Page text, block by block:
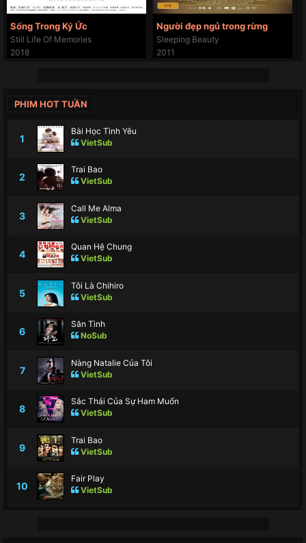
Sống Trong Ký Ức
Still Life Of Memories
2018
Người đẹp ngủ trong rừng
Sleeping Beauty
2011
PHIM HOT TUẦN
1
Bài Học Tình Yêu
VietSub
2
Trai Bao
VietSub
3
Call Me Alma
VietSub
4
Quan Hệ Chung
VietSub
5
Tôi Là Chihiro
VietSub
6
Săn Tình
NoSub
7
Nàng Natalie Của Tôi
VietSub
8
Sắc Thái Của Sự Ham Muốn
VietSub
9
Trai Bao
VietSub
10
Fair Play
VietSub